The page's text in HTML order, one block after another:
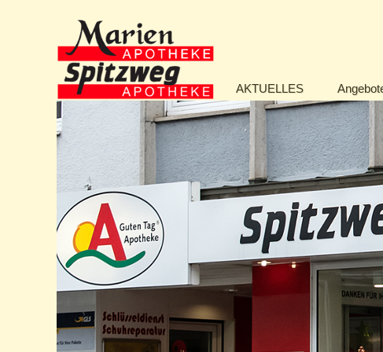
Spitzweg und Marien Apotheke
AKTUELLES